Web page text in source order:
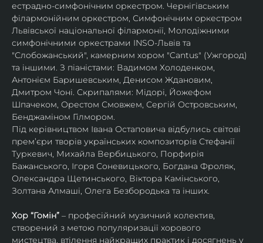
естрадно-симфонічним оркестром. Чернігівським
філармонійним оркестром, Симфонічним оркестром
Львівської національної філармонії, Молодіжними
симфонічними оркестрами INSO-Львів та
"Слобожанський", камерним хором "Cantus" (Ужгород)
та іншими. З піаністами: Вадимом Холоденком,
Антонієм Баришевським, Денисом Ждановим,
Дмитром Чоні. Скрипалями: Мідорі, Йожефом
Шпачеком, Орестом Смовжем, Сергій Островським,
Бенджаміном Гілмором.
Під керівництвом Івана Остаповича відбулись світові
прем’єри творів українських композиторів Стефанії
Туркевич, Михайла Вербицького, Порфирія
Бажанського, Ігоря Соневицького, Богдана Фроляк,
Олександра Щетинського, Віктора Камінського,
Золтана Алмаші, Олега Безбородька та інших.
Хор “Гомін” – професійний музичний колектив,
створений з метою популяризації хорового
мистецтва, втілення найкращих практик і досягнень у